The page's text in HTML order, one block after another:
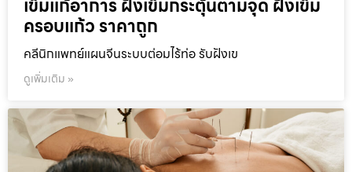
เข็มแก้อาการ ฝังเข็มกระตุ้นตามจุด ฝังเข็ม
ครอบแก้ว ราคาถูก
คลีนิกแพทย์แผนจีนระบบต่อมไร้ท่อ รับฝังเข
ดูเพิ่มเติม »